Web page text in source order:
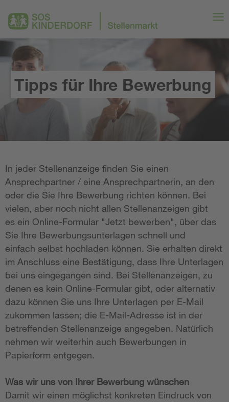
Tipps für Ihre Bewerbung
In jeder Stellenanzeige finden Sie einen
Ansprechpartner / eine Ansprechpartnerin, an den
oder die Sie Ihre Bewerbung richten können. Bei
vielen, aber noch nicht allen Stellenanzeigen gibt
es ein Online-Formular "Jetzt bewerben", über das
Sie Ihre Bewerbungsunterlagen schnell und
einfach selbst hochladen können. Sie erhalten direkt
im Anschluss eine Bestätigung, dass Ihre Unterlagen
bei uns eingegangen sind. Bei Stellenanzeigen, zu
denen es kein Online-Formular gibt, oder alternativ
dazu können Sie uns Ihre Unterlagen per E-Mail
zukommen lassen; die E-Mail-Adresse ist in der
betreffenden Stellenanzeige angegeben. Natürlich
nehmen wir weiterhin auch Bewerbungen in
Papierform entgegen.
Was wir uns von Ihrer Bewerbung wünschen
Damit wir einen möglichst konkreten Eindruck von